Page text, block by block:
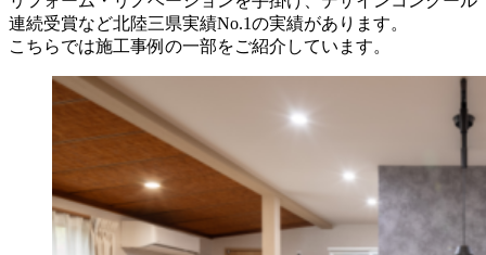
連続受賞など北陸三県実績No.1の実績があります。
こちらでは施工事例の一部をご紹介しています。